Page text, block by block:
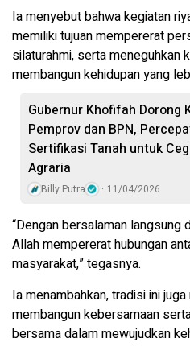
Ia menyebut bahwa kegiatan
memiliki tujuan mempererat
silaturahmi, serta meneguhkan
membangun kehidupan yang
Gubernur Khofifah Dorong
Pemprov dan BPN,
Sertifikasi Tanah untuk
Agraria
Billy Putra 11/04/2026
“Dengan bersalaman langsung
Allah mempererat hubungan
masyarakat,” tegasnya.
Ia menambahkan, tradisi ini
membangun kebersamaan
bersama dalam mewujudkan